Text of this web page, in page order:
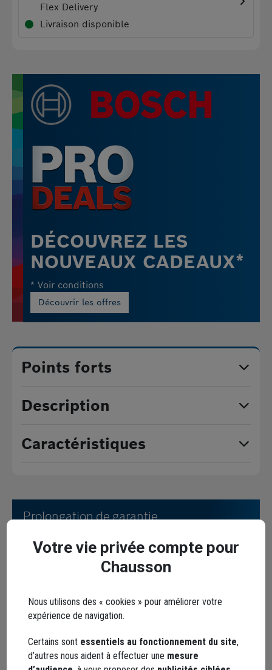
Flex Delivery
Livraison disponible
DÉCOUVREZ LES
NOUVEAUX CADEAUX*
* Voir conditions
Découvrir les offres
Points forts
Description
Caractéristiques
Prolongation de garantie
Afin de de prolonger la garantie de votre
machine électroportative, voici les étapes à
Votre vie privée compte pour
Chausson
Nous utilisons des « cookies » pour améliorer votre
expérience de navigation.
Certains sont essentiels au fonctionnement du site,
d’autres nous aident à effectuer une mesure